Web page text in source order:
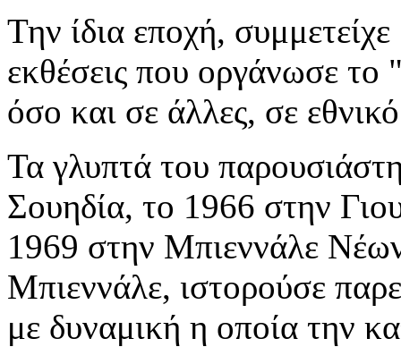
Την ίδια εποχή,
εκθέσεις που οργάνωσε
όσο και σε άλλες, σε
Τα γλυπτά του
Σουηδία, το 1966 στην
1969 στην Μπιεννάλε
Μπιεννάλε, ιστορούσε
με δυναμική η οποία την